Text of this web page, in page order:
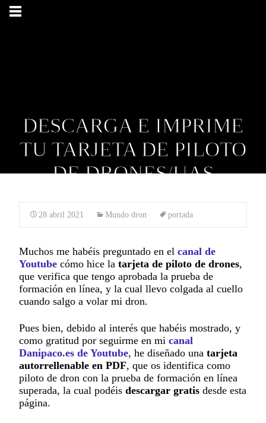
DESCARGA E IMPRIME
TU TARJETA DE PILOTO
DE DRONES/UAS
GRATIS
28 abril 2021 Mundo dron portada
Muchos me habéis preguntado en el canal de
Youtube cómo hice la tarjeta de piloto de drones,
que verifica que tengo aprobada la prueba de
formación en línea, y la cual llevo colgada al cuello
cuando salgo a volar mi dron.
Pues bien, debido al interés que habéis mostrado, y
como gratitud por seguirme en mi canal
Danipaco.es de Youtube, he diseñado una tarjeta
autorrellenable en PDF, que os identifica como
piloto de dron con la prueba de formación en línea
superada, la cual podéis descargar gratis desde esta
página.